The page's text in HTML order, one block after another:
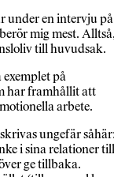
under en intervju på
mig mest.
till huvudsak.
exemplet på
har framhållit att
arbete.
ungefär
i sina relationer till
ge tillbaka.